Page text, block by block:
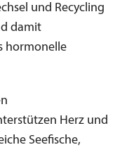
und Recycling
damit
hormonelle
Herz und
Seefische,